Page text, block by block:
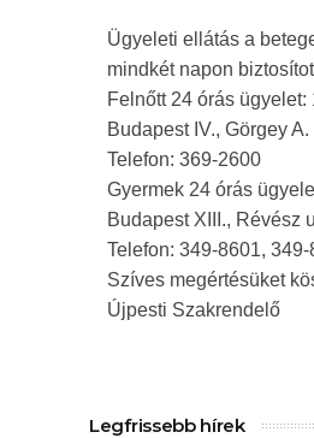
Ügyeleti ellátás a
mindkét napon
Felnőtt 24 órás ügyelet:
Budapest IV., Görgey A.
Telefon: 369-2600
Gyermek 24 órás
Budapest XIII., Révész
Telefon: 349-8601,
Szíves megértésüket
Újpesti Szakrendelő
Legfrissebb hírek